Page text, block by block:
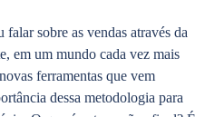
sobre as vendas através da
em um mundo cada vez mais
ferramentas que vem
dessa metodologia para